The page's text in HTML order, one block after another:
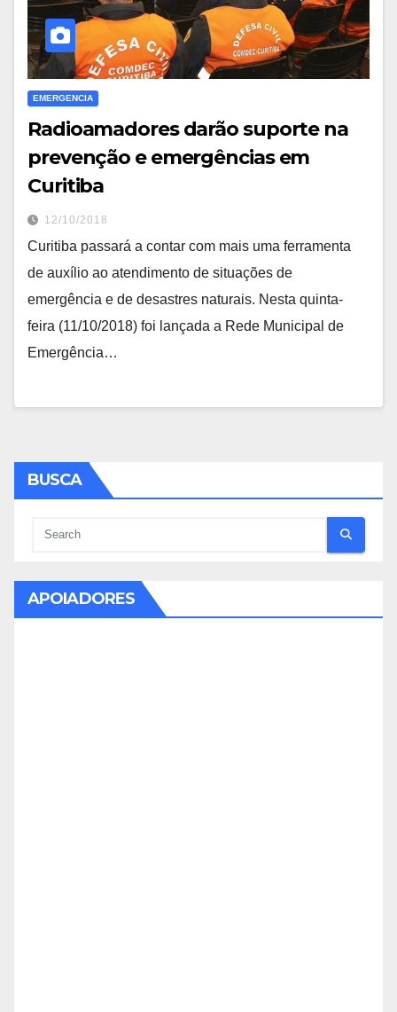
EMERGENCIA
Radioamadores darão suporte na
prevenção e emergências em
Curitiba
12/10/2018
Curitiba passará a contar com mais uma ferramenta
de auxílio ao atendimento de situações de
emergência e de desastres naturais. Nesta quinta-
feira (11/10/2018) foi lançada a Rede Municipal de
Emergência…
BUSCA
APOIADORES